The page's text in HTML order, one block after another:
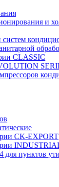
и
CLASSIC
CK-EXPORT
для пунктов